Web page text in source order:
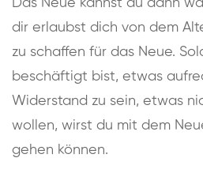
Das Neue kannst du dann
dir erlaubst dich von dem
zu schaffen für das Neue.
beschäftigt bist, etwas
Widerstand zu sein, etwas
wollen, wirst du mit dem
gehen können.